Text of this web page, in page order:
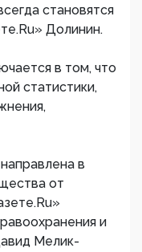
становятся
Долинин.
в том, что
статистики,
в
от
и
Мелик-